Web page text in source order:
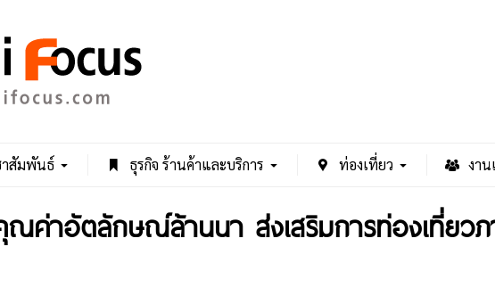
สัมพันธ์ ธุรกิจ ร้านค้าและบริการ ท่องเที่ยว งาน
ณค่าอัตลักษณ์ล้านนา ส่งเสริมการท่องเที่ยว